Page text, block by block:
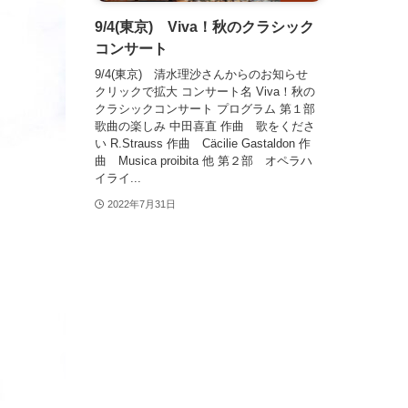
9/4(東京) Viva！秋のクラシック
コンサート
9/4(東京) 清水理沙さんからのお知らせ
クリックで拡大 コンサート名 Viva！秋の
クラシックコンサート プログラム 第１部
歌曲の楽しみ 中田喜直 作曲 歌をくださ
い R.Strauss 作曲 Cäcilie Gastaldon 作
曲 Musica proibita 他 第２部 オペラハ
イライ...
2022年7月31日